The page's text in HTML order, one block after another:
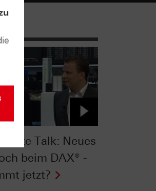
Talk: Neues
beim DAX® -
jetzt?